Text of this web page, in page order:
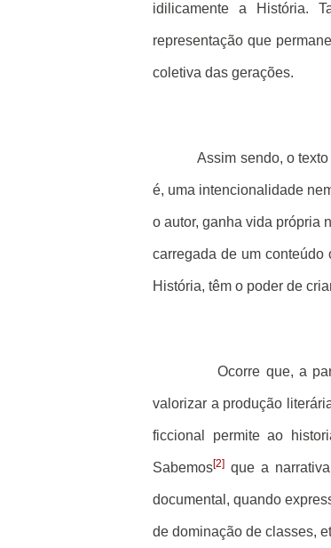
idilicamente a História.
representação que
coletiva das gerações.
Assim sendo, o
é, uma intencionalidade
o autor, ganha vida própria
carregada de um conteúdo
História, têm o poder de
Ocorre que, a
valorizar a produção
ficcional permite ao
Sabemos[2] que a
documental, quando
de dominação de classes,